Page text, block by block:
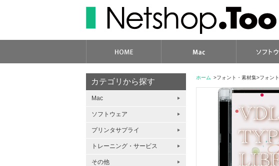
ホーム >フォント・素材集>フォント
カテゴリから探す
Mac
ソフトウェア
プリンタサプライ
トレーニング・サービス
その他